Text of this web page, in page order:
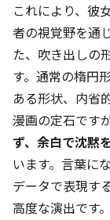
これにより、彼
者の視覚野を通
た、吹き出しの
す。通常の楕円
ある形状、内省
漫画の定石です
ず、余白で沈黙
います。言葉に
データで表現す
高度な演出で